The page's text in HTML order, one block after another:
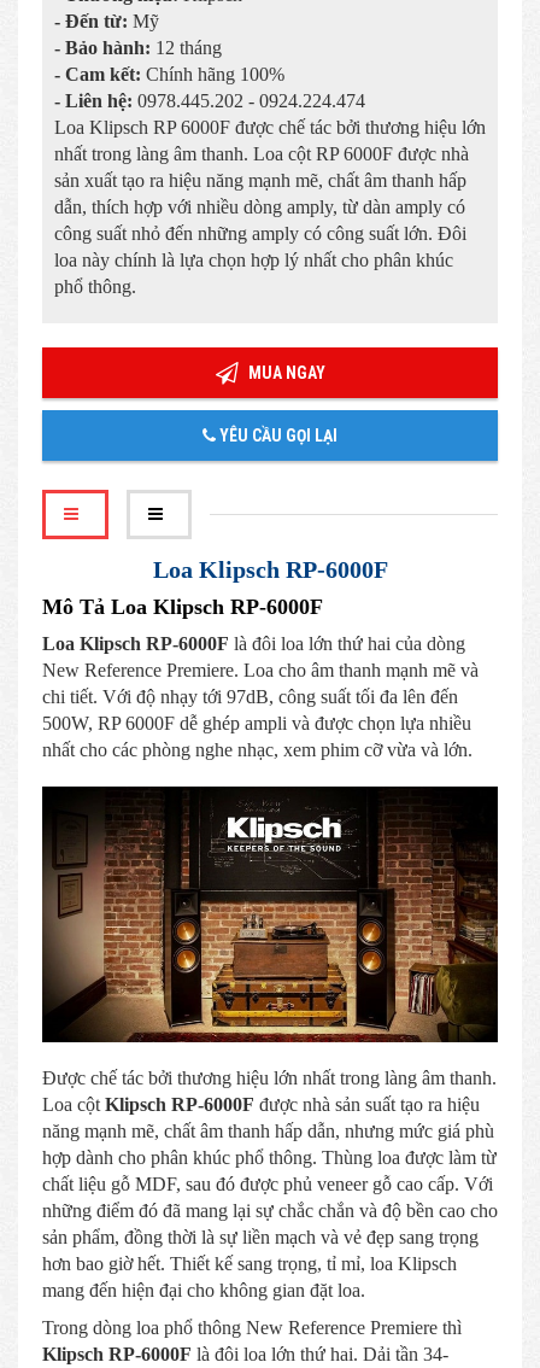
- Đến từ: Mỹ
- Bảo hành: 12 tháng
- Cam kết: Chính hãng 100%
- Liên hệ: 0978.445.202 - 0924.224.474
Loa Klipsch RP 6000F được chế tác bởi thương hiệu lớn
nhất trong làng âm thanh. Loa cột RP 6000F được nhà
sản xuất tạo ra hiệu năng mạnh mẽ, chất âm thanh hấp
dẫn, thích hợp với nhiều dòng amply, từ dàn amply có
công suất nhỏ đến những amply có công suất lớn. Đôi
loa này chính là lựa chọn hợp lý nhất cho phân khúc
phổ thông.
MUA NGAY
YÊU CẦU GỌI LẠI
Loa Klipsch RP-6000F
Mô Tả Loa Klipsch RP-6000F
Loa Klipsch RP-6000F là đôi loa lớn thứ hai của dòng
New Reference Premiere. Loa cho âm thanh mạnh mẽ và
chi tiết. Với độ nhạy tới 97dB, công suất tối đa lên đến
500W, RP 6000F dễ ghép ampli và được chọn lựa nhiều
nhất cho các phòng nghe nhạc, xem phim cỡ vừa và lớn.
Được chế tác bởi thương hiệu lớn nhất trong làng âm thanh.
Loa cột Klipsch RP-6000F được nhà sản suất tạo ra hiệu
năng mạnh mẽ, chất âm thanh hấp dẫn, nhưng mức giá phù
hợp dành cho phân khúc phổ thông. Thùng loa được làm từ
chất liệu gỗ MDF, sau đó được phủ veneer gỗ cao cấp. Với
những điểm đó đã mang lại sự chắc chắn và độ bền cao cho
sản phẩm, đồng thời là sự liền mạch và vẻ đẹp sang trọng
hơn bao giờ hết. Thiết kế sang trọng, tỉ mỉ, loa Klipsch
mang đến hiện đại cho không gian đặt loa.
Trong dòng loa phổ thông New Reference Premiere thì
Klipsch RP-6000F là đôi loa lớn thứ hai. Dải tần 34-